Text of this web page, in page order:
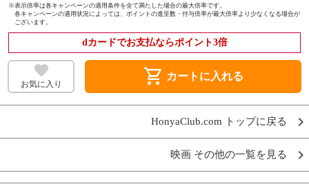
※表示倍率は各キャンペーンの適用条件を全て満たした場合の最大倍率です。
各キャンペーンの適用状況によっては、ポイントの進呈数・付与倍率が最大倍率より少なくなる場合が
ございます。
dカードでお支払ならポイント3倍
お気に入り shopping_cart カートに入れる
HonyaClub.com トップに戻る
映画 その他の一覧を見る